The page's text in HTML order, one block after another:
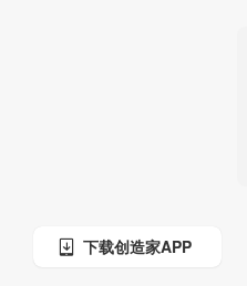
下载创造家APP